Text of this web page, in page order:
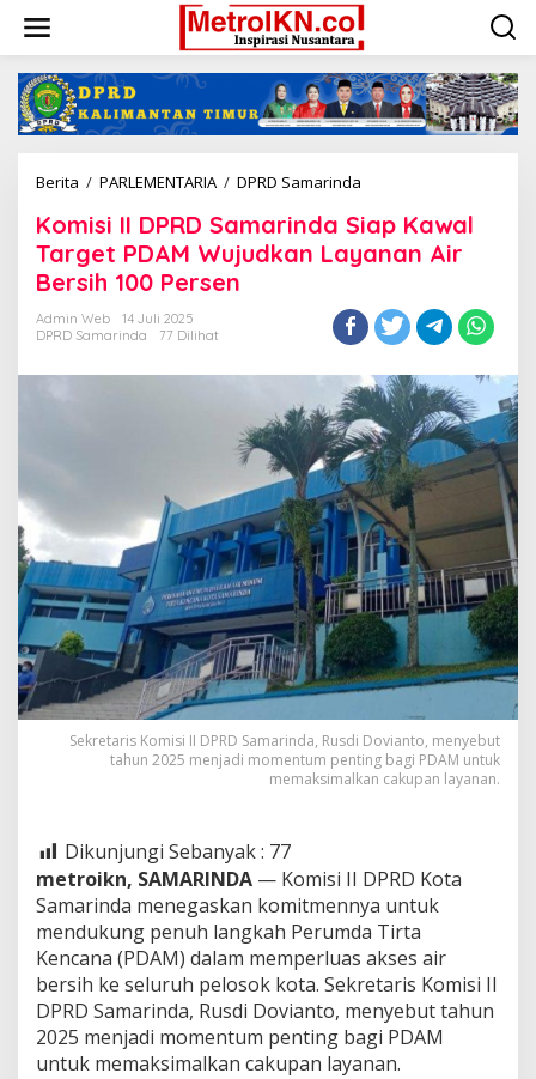
konten
Berita / PARLEMENTARIA / DPRD Samarinda
DPRD
Samarinda
Siap
Target
PDAM
Layanan
Air
Bersih
100
Persen
Komisi II DPRD Samarinda Siap Kawal
Target PDAM Wujudkan Layanan Air
Bersih 100 Persen
Admin Web
14 Juli 2025
DPRD Samarinda
77 Dilihat
Sekretaris Komisi II DPRD Samarinda, Rusdi Dovianto, menyebut
tahun 2025 menjadi momentum penting bagi PDAM untuk
memaksimalkan cakupan layanan.
Dikunjungi Sebanyak : 77
metroikn, SAMARINDA — Komisi II DPRD Kota
Samarinda menegaskan komitmennya untuk
mendukung penuh langkah Perumda Tirta
Kencana (PDAM) dalam memperluas akses air
bersih ke seluruh pelosok kota. Sekretaris Komisi II
DPRD Samarinda, Rusdi Dovianto, menyebut tahun
2025 menjadi momentum penting bagi PDAM
untuk memaksimalkan cakupan layanan.